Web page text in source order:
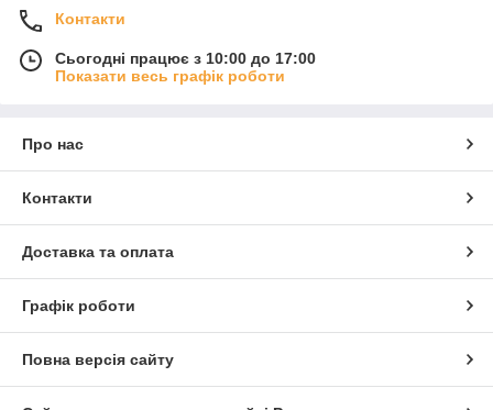
Контакти
Сьогодні працює з 10:00 до 17:00
Показати весь графік роботи
Про нас
Контакти
Доставка та оплата
Графік роботи
Повна версія сайту